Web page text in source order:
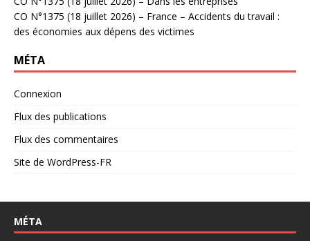
CO N°1375 (18 juillet 2026) – France – Accidents du travail :
des économies aux dépens des victimes
MÉTA
Connexion
Flux des publications
Flux des commentaires
Site de WordPress-FR
MÉTA